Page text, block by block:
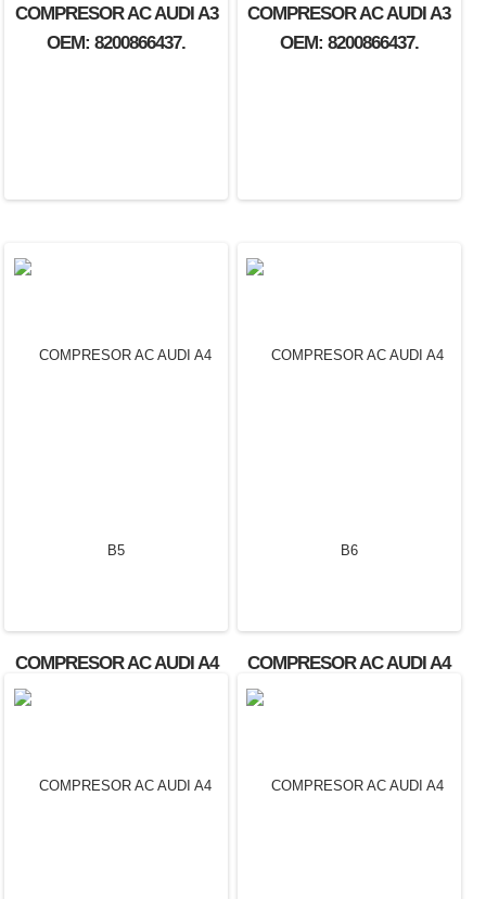
COMPRESOR AC AUDI A3
OEM: 8200866437.
COMPRESOR AC AUDI A3
OEM: 8200866437.
COMPRESOR AC AUDI A4
COMPRESOR AC AUDI A4